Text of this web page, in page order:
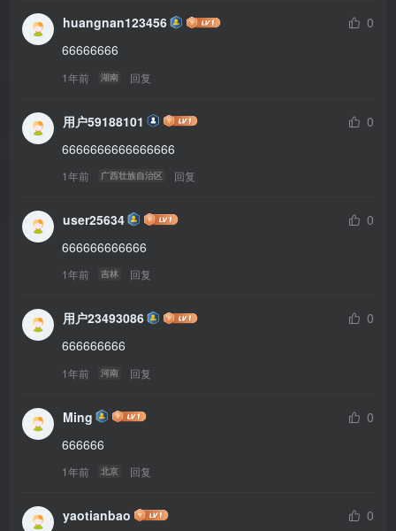
huangnan123456
0
66666666
1年前 湖南 回复
用户59188101
0
6666666666666666
1年前 广西壮族自治区 回复
user25634
0
666666666666
1年前 吉林 回复
用户23493086
0
666666666
1年前 河南 回复
Ming
0
666666
1年前 北京 回复
yaotianbao
0